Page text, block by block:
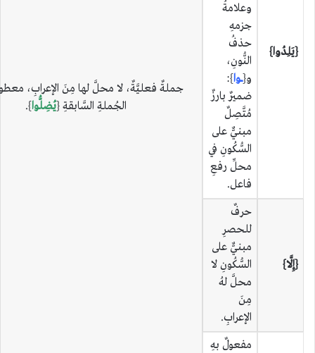
جملةٌ فعليَّةٌ، لا محلَّ لها مِنَ الإعرابِ،
الجُملةِ السَّابقةِ {يُضِلُّوا}.
{يَلِدُوا}
وعلامةُ
جزمهِ
حذفُ
النُّونِ،
و{ـــوا}:
ضميرٌ بارزٌ
مُتَّصِلٌ
مبنيٌّ على
السُّكُونِ في
محلِّ رفعِ
فاعل.
{إِلَّا}
حرفٌ
للحصرِ
مبنيٌّ على
السُّكُونِ لا
محلَّ لهُ
مِنَ
الإعرابِ.
مفعولٌ بهِ